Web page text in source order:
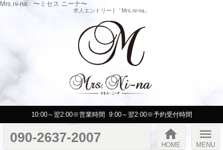
Mrs.ni-na 〜ミセス ニーナ〜
求人エントリー | 「Mrs.ni-na」
10:00～翌2:00※営業時間 9:00～翌2:00※予約受付時間
090-2637-2007 home
HOME
menu
MENU